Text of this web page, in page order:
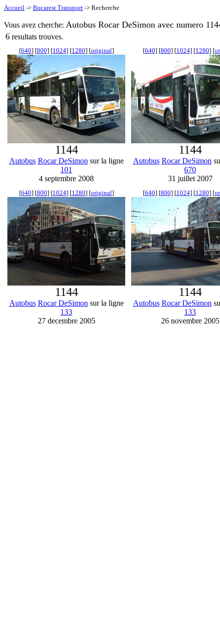
Accueil -> Bucarest Transport -> Recherche
Vous avez cherche: Autobus Rocar DeSimon avec numero
6 resultats trouves.
[640] [800] [1024] [1280] [original]
1144
Autobus Rocar DeSimon sur la ligne
101
4 septembre 2008
[640] [800] [1024] [1280] [
1144
Autobus Rocar DeSimon
670
31 juillet 2007
[640] [800] [1024] [1280] [original]
1144
Autobus Rocar DeSimon sur la ligne
133
27 decembre 2005
[640] [800] [1024] [1280] [
1144
Autobus Rocar DeSimon
133
26 novembre 2005